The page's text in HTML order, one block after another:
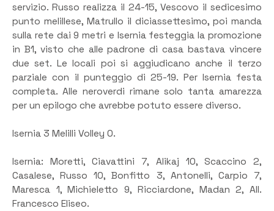
servizio. Russo realizza il 24-15, Vescovo il sedicesimo
punto melillese, Matrullo il diciassettesimo, poi manda
sulla rete dai 9 metri e Isernia festeggia la promozione
in B1, visto che alle padrone di casa bastava vincere
due set. Le locali poi si aggiudicano anche il terzo
parziale con il punteggio di 25-19. Per Isernia festa
completa. Alle neroverdi rimane solo tanta amarezza
per un epilogo che avrebbe potuto essere diverso.
Isernia 3 Melilli Volley 0.
Isernia: Moretti, Ciavattini 7, Alikaj 10, Scaccino 2,
Casalese, Russo 10, Bonfitto 3, Antonelli, Carpio 7,
Maresca 1, Michieletto 9, Ricciardone, Madan 2, All.
Francesco Eliseo.